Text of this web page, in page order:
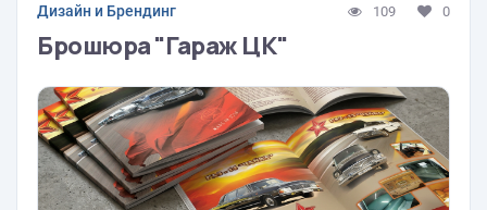
Дизайн и Брендинг 109 0
Брошюра "Гараж ЦК"